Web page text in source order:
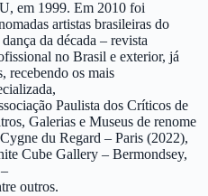
em 1999. Em 2010 foi
artistas brasileiras do
da década – revista
no Brasil e exterior, já
recebendo os mais
Paulista dos Críticos de
Galerias e Museus de renome
du Regard – Paris (2022),
Cube Gallery – Bermondsey,
outros.